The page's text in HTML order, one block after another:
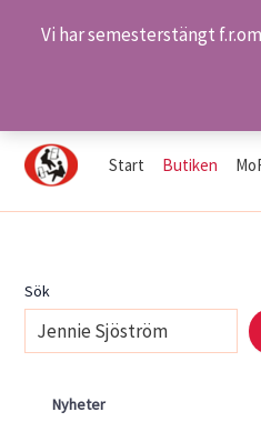
Vi har semesterstängt
innehåll
Start Butiken
Sök
Nyheter